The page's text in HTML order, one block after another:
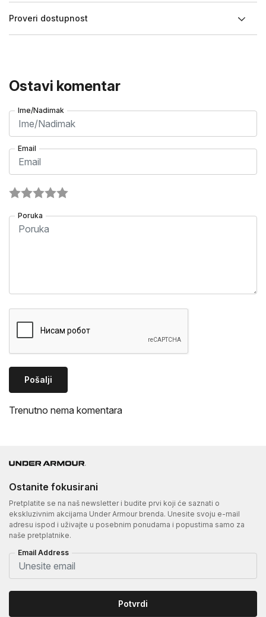
Proveri dostupnost
Ostavi komentar
Ime/Nadimak
Email
Poruka
Pošalji
Trenutno nema komentara
Ostanite fokusirani
Pretplatite se na naš newsletter i budite prvi koji će saznati o
ekskluzivnim akcijama Under Armour brenda. Unesite svoju e-mail
adresu ispod i uživajte u posebnim ponudama i popustima samo za
naše pretplatnike.
Email Address
Potvrdi